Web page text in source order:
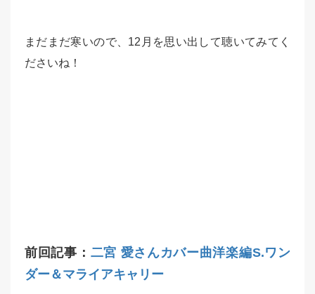
まだまだ寒いので、12月を思い出して聴いてみてく
ださいね！
前回記事： 二宮 愛さんカバー曲洋楽編S.ワン
ダー＆マライアキャリー